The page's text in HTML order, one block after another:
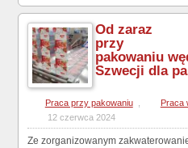
Od zaraz
przy
pakowaniu
Szwecji dla
Praca przy pakowaniu Praca
12 czerwca 2024
Ze zorganizowanym